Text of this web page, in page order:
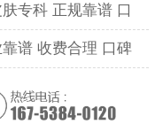
专科 正规靠谱 口
谱 收费合理 口碑